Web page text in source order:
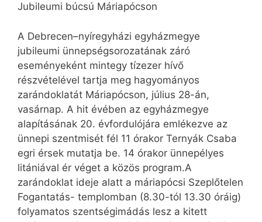
Jubileumi búcsú Máriapócson
A Debrecen–nyíregyházi egyházmegye
jubileumi ünnepségsorozatának záró
eseményeként mintegy tízezer hívő
részvételével tartja meg hagyományos
zarándoklatát Máriapócson, július 28-án,
vasárnap. A hit évében az egyházmegye
alapításának 20. évfordulójára emlékezve az
ünnepi szentmisét fél 11 órakor Ternyák Csaba
egri érsek mutatja be. 14 órakor ünnepélyes
litániával ér véget a közös program.A
zarándoklat ideje alatt a máriapócsi Szeplőtelen
Fogantatás- templomban (8.30-tól 13.30 óráig)
folyamatos szentségimádás lesz a kitett